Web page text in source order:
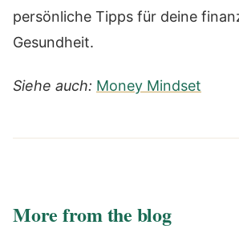
persönliche Tipps für deine
Gesundheit.
Siehe auch: Money Mindset
More from the blog